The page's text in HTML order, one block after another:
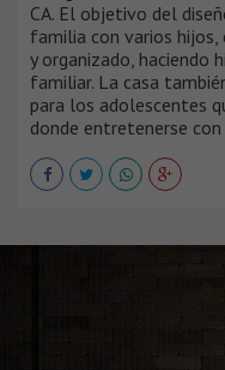
CA. El objetivo del
familia con varios
y organizado, haciendo
familiar. La casa
para los adolescentes
donde entretenerse con